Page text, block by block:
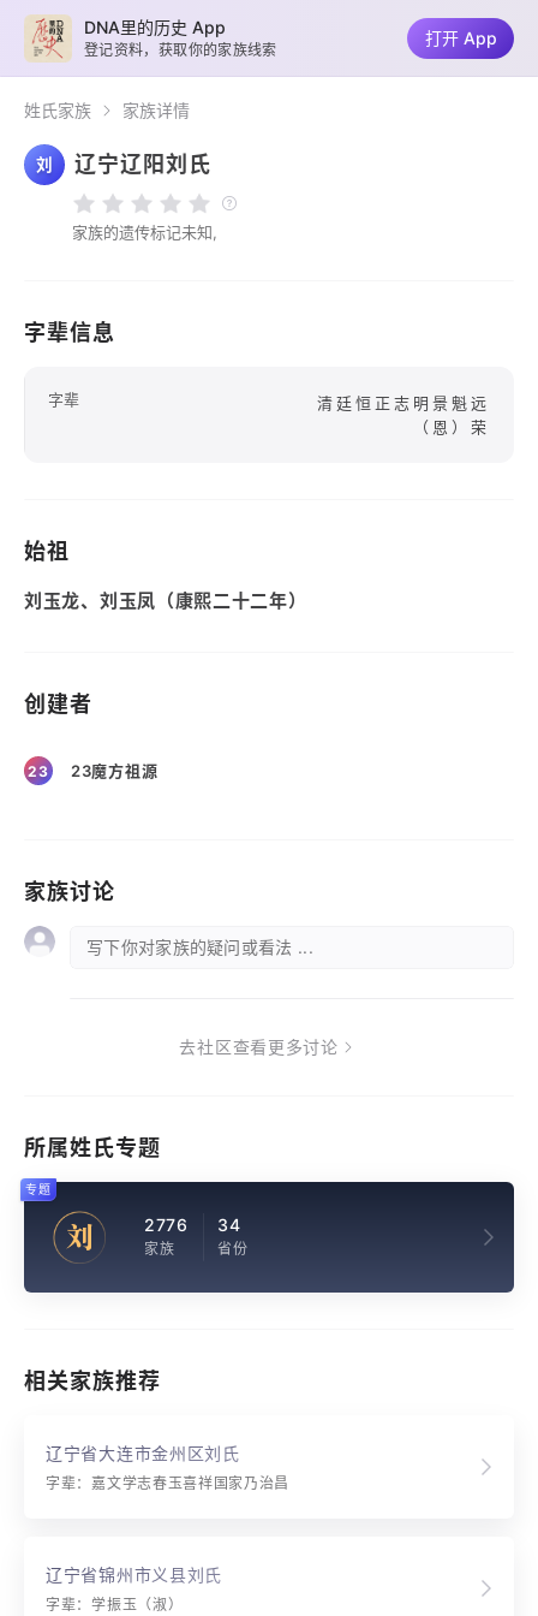
姓氏家族 家族详情
刘 辽宁辽阳刘氏
家族的遗传标记未知,
字辈信息
字辈
清廷恒正志明景魁远
（恩）荣
始祖
刘玉龙、刘玉凤（康熙二十二年）
创建者
23 23魔方祖源
家族讨论
写下你对家族的疑问或看法 ...
去社区查看更多讨论
所属姓氏专题
刘 2776
家族
34
省份
专题
相关家族推荐
辽宁省大连市金州区刘氏
字辈：嘉文学志春玉喜祥国家乃治昌
辽宁省锦州市义县刘氏
字辈：学振玉（淑）
DNA里的历史 App
登记资料，获取你的家族线索
打开 App